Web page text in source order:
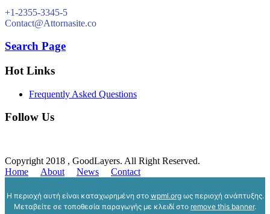
+1-2355-3345-5
Contact@Attornasite.co
Search Page
Hot Links
Frequently Asked Questions
Follow Us
Copyright 2018 , GoodLayers. All Right Reserved.
Home
About News Contact
Η περιοχή αυτή είναι καταχωρημένη στο wpml.orgως περιοχή ανάπτυξης.
Μεταβείτε σε τοποθεσία παραγωγής με κλειδί στο remove this banner.